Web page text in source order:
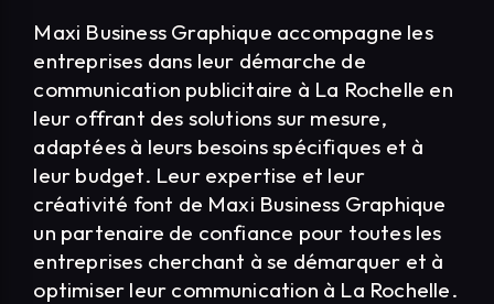
Maxi Business Graphique accompagne les
entreprises dans leur démarche de
communication publicitaire à La Rochelle en
leur offrant des solutions sur mesure,
adaptées à leurs besoins spécifiques et à
leur budget. Leur expertise et leur
créativité font de Maxi Business Graphique
un partenaire de confiance pour toutes les
entreprises cherchant à se démarquer et à
optimiser leur communication à La Rochelle.